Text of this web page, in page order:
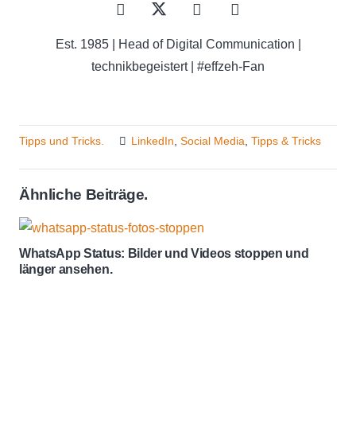
Est. 1985 | Head of Digital Communication |
technikbegeistert | #effzeh-Fan
Tipps und Tricks. LinkedIn Social Media Tipps & Tricks
Ähnliche Beiträge.
WhatsApp Status: Bilder und Videos stoppen und
länger ansehen.